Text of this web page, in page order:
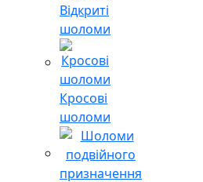
Відкриті
шоломи
Кросові
шоломи